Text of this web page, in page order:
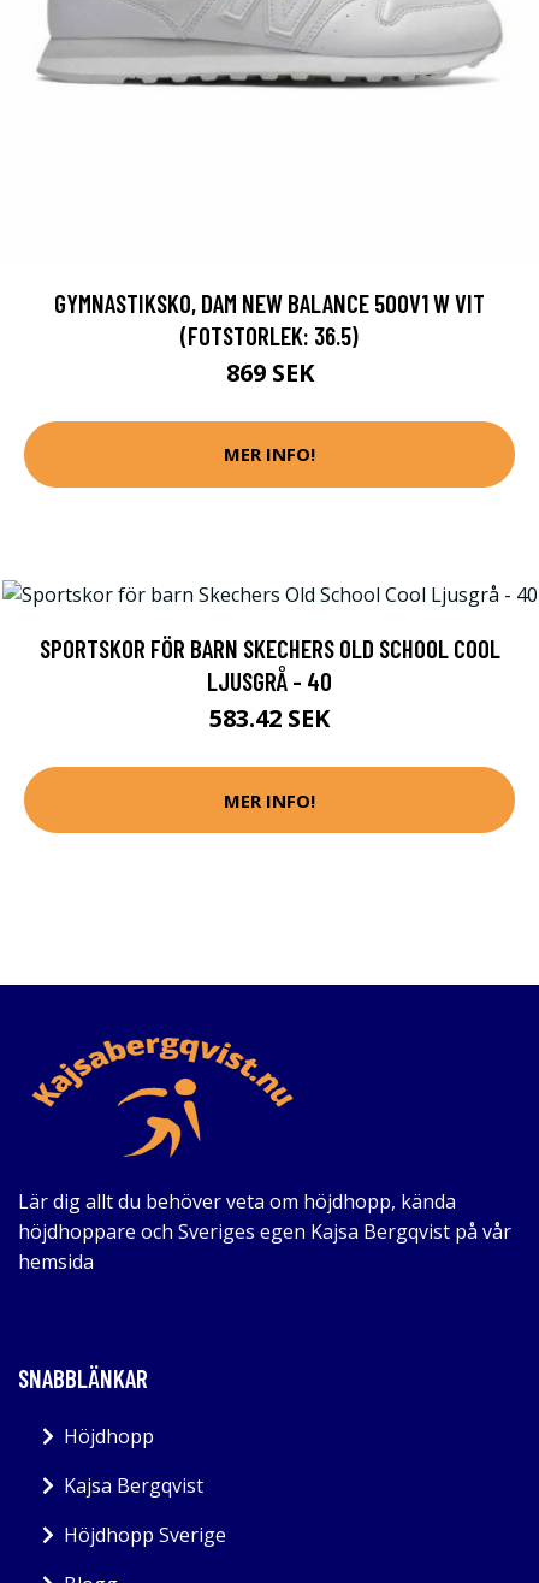
GYMNASTIKSKO, DAM NEW BALANCE 500V1 W VIT
(FOTSTORLEK: 36.5)
869 SEK
MER INFO!
SPORTSKOR FÖR BARN SKECHERS OLD SCHOOL COOL
LJUSGRÅ - 40
583.42 SEK
MER INFO!
Lär dig allt du behöver veta om höjdhopp, kända
höjdhoppare och Sveriges egen Kajsa Bergqvist på vår
hemsida
SNABBLÄNKAR
Höjdhopp
Kajsa Bergqvist
Höjdhopp Sverige